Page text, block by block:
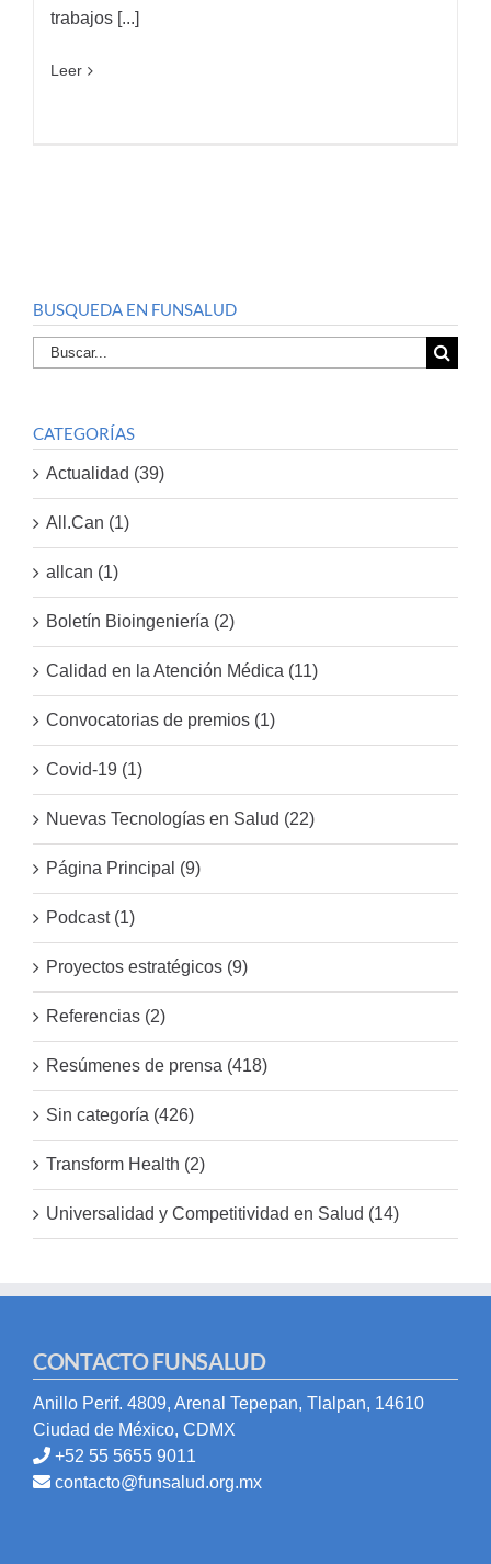
trabajos [...]
Leer
BUSQUEDA EN FUNSALUD
Buscar
por:
CATEGORÍAS
Actualidad (39)
All.Can (1)
allcan (1)
Boletín Bioingeniería (2)
Calidad en la Atención Médica (11)
Convocatorias de premios (1)
Covid-19 (1)
Nuevas Tecnologías en Salud (22)
Página Principal (9)
Podcast (1)
Proyectos estratégicos (9)
Referencias (2)
Resúmenes de prensa (418)
Sin categoría (426)
Transform Health (2)
Universalidad y Competitividad en Salud (14)
CONTACTO FUNSALUD
Anillo Perif. 4809, Arenal Tepepan, Tlalpan, 14610
Ciudad de México, CDMX
+52 55 5655 9011
contacto@funsalud.org.mx